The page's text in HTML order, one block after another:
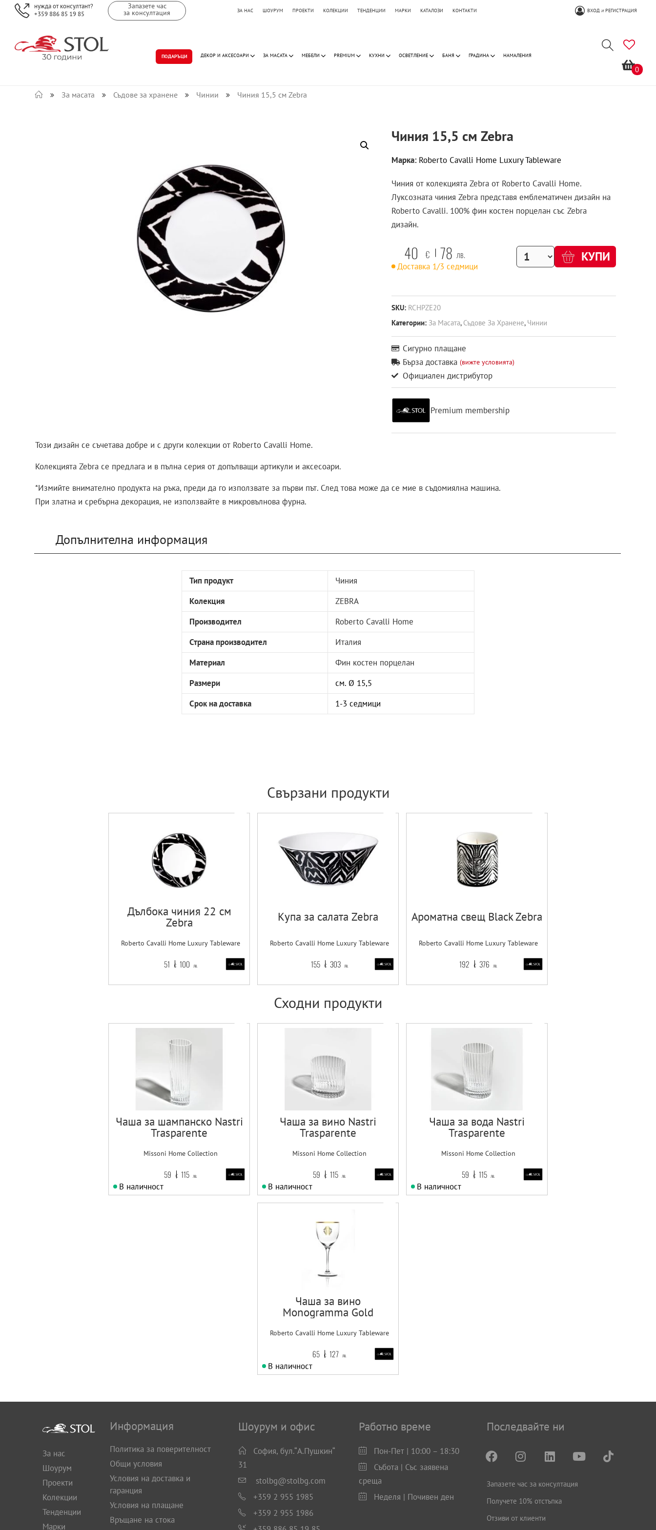
нужда от консултант?
+359 886 85 19 85
Запазете час
за консултация ЗА НАС ШОУРУМ ПРОЕКТИ КОЛЕКЦИИ ТЕНДЕНЦИИ МАРКИ КАТАЛОЗИ КОНТАКТИ ВХОДИРЕГИСТРАЦИЯ
ПОДАРЪЦИ ДЕКОР И АКСЕСОАРИ ЗА МАСАТА МЕБЕЛИ PREMIUM КУХНИ ОСВЕТЛЕНИЕ БАНЯ ГРАДИНА НАМАЛЕНИЯ
0
За масата Съдове за хранене Чинии Чиния 15,5 см Zebra
Чиния 15,5 см Zebra
Марка: Roberto Cavalli Home Luxury Tableware
Чиния от колекцията Zebra от Roberto Cavalli Home.
Луксозната чиния Zebra представя емблематичен дизайн на
Roberto Cavalli. 100% фин костен порцелан със Zebra
дизайн.
40 € 78 лв.
Доставка 1/3 седмици
КУПИ
SKU: RCHPZE20
Категории: За Масата, Съдове За Хранене, Чинии
Сигурно плащане
Бърза доставка (вижте условията)
Официален дистрибутор
Premium membership
Този дизайн се съчетава добре и с други колекции от Roberto Cavalli Home.
Колекцията Zebra се предлага и в пълна серия от допълващи артикули и аксесоари.
*Измийте внимателно продукта на ръка, преди да го използвате за първи път. След това може да се мие в съдомиялна машина.
При златна и сребърна декорация, не използвайте в микровълнова фурна.
Допълнителна информация
Тип продукт
Чиния
Колекция
ZEBRA
Производител
Roberto Cavalli Home
Страна производител
Италия
Материал
Фин костен порцелан
Размери
см. Ø 15,5
Срок на доставка
1-3 седмици
Свързани продукти
Дълбока чиния 22 см
Zebra
Roberto Cavalli Home Luxury Tableware
51 € 100 лв.
Купа за салата Zebra
Roberto Cavalli Home Luxury Tableware
155 € 303 лв.
Ароматна свещ Black Zebra
Roberto Cavalli Home Luxury Tableware
192 € 376 лв.
Сходни продукти
Чаша за шампанско Nastri
Trasparente
Missoni Home Collection
59 € 115 лв.
В наличност
Чаша за вино Nastri
Trasparente
Missoni Home Collection
59 € 115 лв.
В наличност
Чаша за вода Nastri
Trasparente
Missoni Home Collection
59 € 115 лв.
В наличност
Чаша за вино
Monogramma Gold
Roberto Cavalli Home Luxury Tableware
65 € 127 лв.
В наличност
За нас
Шоурум
Проекти
Колекции
Тенденции
Марки
Информация
Политика за поверителност
Общи условия
Условия на доставка и
гаранция
Условия на плащане
Връщане на стока
Шоурум и офис
София, бул.“А.Пушкин“
31
stolbg@stolbg.com
+359 2 955 1985
+359 2 955 1986
Работно време
Пон-Пет | 10:00 – 18:30
Събота | Със заявена
среща
Неделя | Почивен ден
Последвайте ни
Запазете час за консултация
Получете 10% отстъпка
Отзиви от клиенти